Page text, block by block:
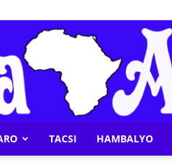
TACSI HAMBALYO